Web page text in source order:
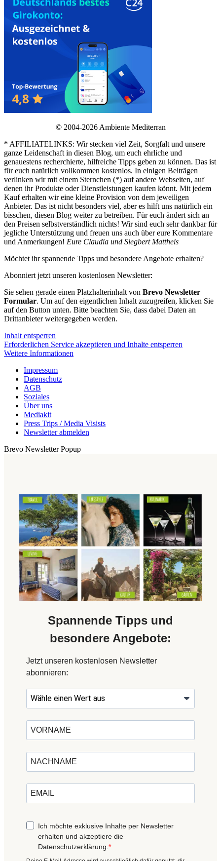
© 2004-2026 Ambiente Mediterran
* AFFILIATELINKS: Wir stecken viel Zeit, Sorgfalt und unsere
ganze Leidenschaft in diesen Blog, um euch ehrliche und
genauestens recherchierte, hilfreiche Tipps geben zu können. Das ist
für euch natürlich vollkommen kostenlos. In einigen Beiträgen
verlinken wir mit einem Sternchen (*) auf andere Webseiten, auf
denen ihr Produkte oder Dienstleistungen kaufen könnt. Mit jedem
Kauf erhalten wir eine kleine Provision von dem jeweiligen
Anbieter. Das ist nicht besonders viel, aber es hilft uns natürlich ein
bisschen, diesen Blog weiter zu betreiben. Für euch ändert sich an
den Preisen selbstverständlich nichts! Wir sind euch sehr dankbar für
jegliche Unterstützung und freuen uns auch über eure Kommentare
und Anmerkungen! Eure Claudia und Siegbert Mattheis
Möchtet ihr spannende Tipps und besondere Angebote erhalten?
Abonniert jetzt unseren kostenlosen Newsletter:
Sie sehen gerade einen Platzhalterinhalt von Brevo Newsletter
Formular. Um auf den eigentlichen Inhalt zuzugreifen, klicken Sie
auf den Button unten. Bitte beachten Sie, dass dabei Daten an
Drittanbieter weitergegeben werden.
Inhalt entsperren
Erforderlichen Service akzeptieren und Inhalte entsperren
Weitere Informationen
Impressum
Datenschutz
AGB
Soziales
Über uns
Mediakit
Press Trips / Media Visists
Newsletter abmelden
Brevo Newsletter Popup